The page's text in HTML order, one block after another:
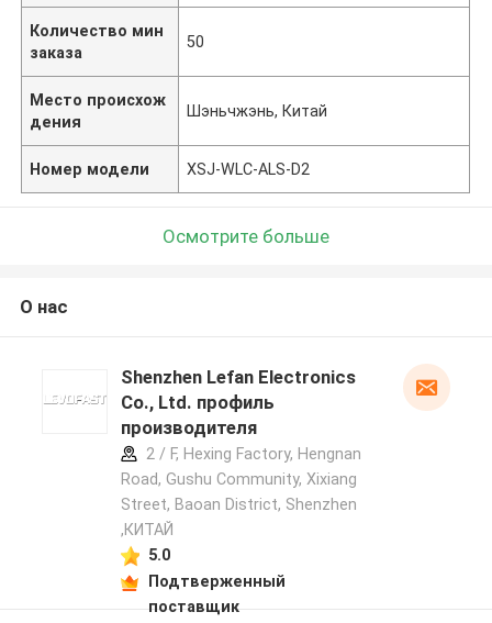
Количество мин
заказа
50
Место происхож
дения
Шэньчжэнь, Китай
Номер модели XSJ-WLC-ALS-D2
Осмотрите больше
О нас
Shenzhen Lefan Electronics
Co., Ltd. профиль
производителя
2 / F, Hexing Factory, Hengnan
Road, Gushu Community, Xixiang
Street, Baoan District, Shenzhen
,КИТАЙ
5.0
Подтверженный
поставщик